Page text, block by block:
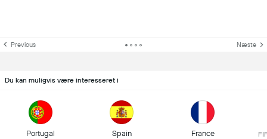
Previous Næste
Du kan muligvis være interesseret i
Portugal Spain France